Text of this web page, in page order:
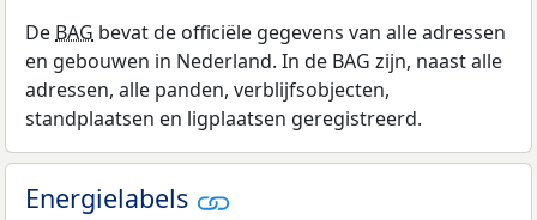
De BAG bevat de officiële gegevens van alle adressen
en gebouwen in Nederland. In de BAG zijn, naast alle
adressen, alle panden, verblijfsobjecten,
standplaatsen en ligplaatsen geregistreerd.
Energielabels